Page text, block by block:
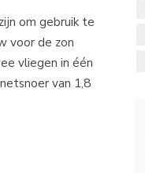
om gebruik te
voor de zon
vliegen in één
van 1,8